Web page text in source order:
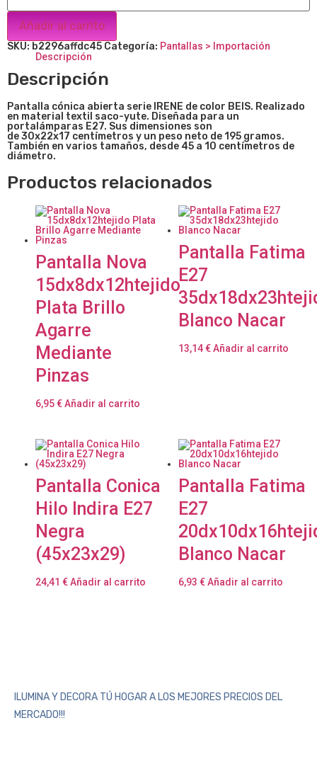
Añadir al carrito
SKU: b2296affdc45 Categoría: Pantallas > Importación
Descripción
Descripción
Pantalla cónica abierta serie IRENE de color BEIS. Realizado
en material textil saco-yute. Diseñada para un
portalámparas E27. Sus dimensiones son
de30x22x17 centímetros y un peso neto de 195 gramos.
También en varios tamaños, desde 45 a 10 centímetros de
diámetro.
Productos relacionados
Pantalla Nova
15dx8dx12htejido
Plata Brillo
Agarre
Mediante
Pinzas
6,95€Añadir al carrito
Pantalla Fatima
E27
Blanco Nacar
13,14€ Añadir al carrito
Pantalla Conica
Hilo Indira E27
Negra
(45x23x29)
24,41 €Añadir al carrito
Pantalla Fatima
E27
Blanco Nacar
6,93 € Añadir al carrito
ILUMINA Y DECORA TÚ HOGAR A LOS MEJORES PRECIOS DEL
MERCADO!!!